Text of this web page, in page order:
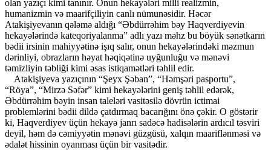
olan yazıçı kimi tanınır. Onun hekayələri milli realizmin,
humanizmin və maarifçiliyin canlı nümunəsidir. Həcər
Atakişiyevanın qələmə aldığı “Əbdürrəhim bəy Haqverdiyevin
hekayələrində kateqoriyalanma” adlı yazı məhz bu böyük sənətkarın
bədii irsinin mahiyyətinə işıq salır, onun hekayələrindəki məzmun
dərinliyi, obrazların həyat həqiqətinə uyğunluğu və mənəvi
təmizliyin təbliği kimi əsas istiqamətləri təhlil edir.
Atakişiyeva yazıçının “Şeyx Şəban”, “Həmşəri pasportu”,
“Röya”, “Mirzə Səfər” kimi hekayələrini geniş təhlil edərək,
Əbdürrəhim bəyin insan taleləri vasitəsilə dövrün ictimai
problemlərini bədii dildə çatdırmaq bacarığını önə çəkir. O göstərir
ki, Haqverdiyev üçün hekayə janrı sadəcə hadisələrin ardıcıl təsviri
deyil, həm də cəmiyyətin mənəvi güzgüsü, xalqın maariflənməsi və
ədalət hissinin oyanması üçün bir vasitədir.